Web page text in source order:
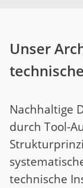
Unser
Nachhaltige
durch Tool-
technische